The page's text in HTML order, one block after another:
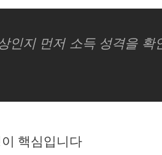
인지 먼저 소득 성격을 확
핵심입니다